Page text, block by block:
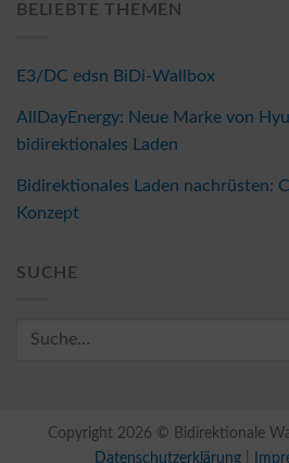
BELIEBTE THEMEN
E3/DC edsn BiDi-Wallbox
AllDayEnergy: Neue Marke von
bidirektionales Laden
Bidirektionales Laden nachrüsten:
Konzept
SUCHE
Copyright 2026 © Bidirektionale
Datenschutzerklärung